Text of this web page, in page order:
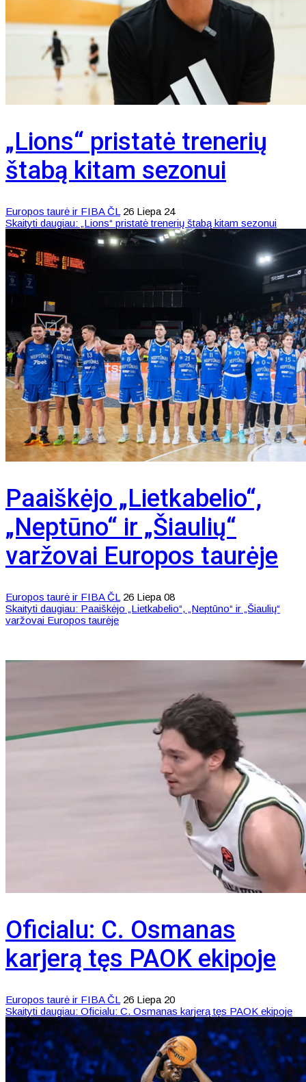
„Lions“ pristatė trenerių
štabą kitam sezonui
Europos taurė ir FIBA ČL 26 Liepa 24
Skaityti daugiau: „Lions“ pristatė trenerių štabą kitam sezonui
Paaiškėjo „Lietkabelio“,
„Neptūno“ ir „Šiaulių“
varžovai Europos taurėje
Europos taurė ir FIBA ČL 26 Liepa 08
Skaityti daugiau: Paaiškėjo „Lietkabelio“, „Neptūno“ ir „Šiaulių“
varžovai Europos taurėje
Oficialu: C. Osmanas
karjerą tęs PAOK ekipoje
Europos taurė ir FIBA ČL 26 Liepa 20
Skaityti daugiau: Oficialu: C. Osmanas karjerą tęs PAOK ekipoje